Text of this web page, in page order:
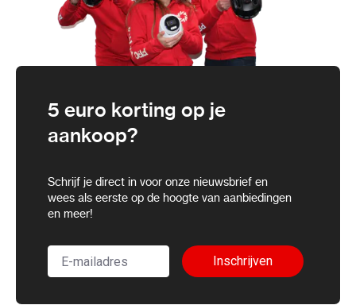
5 euro korting op je
aankoop?
Schrijf je direct in voor onze nieuwsbrief en
wees als eerste op de hoogte van aanbiedingen
en meer!
Inschrijven